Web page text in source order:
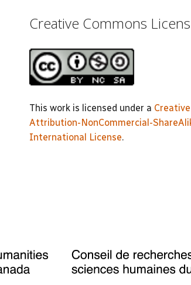
Creative Commons
This work is licensed under a
Attribution-NonCommercial-
International License.